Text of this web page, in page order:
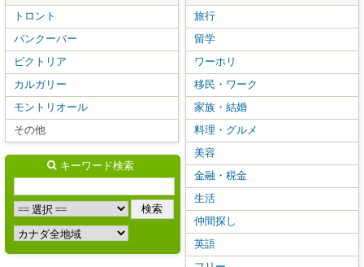
トロント
バンクーバー
ビクトリア
カルガリー
モントリオール
その他
旅行
留学
ワーホリ
移民・ワーク
家族・結婚
料理・グルメ
美容
金融・税金
生活
仲間探し
英語
キーワード検索